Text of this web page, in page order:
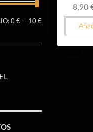
8,90
PRECIO
MÍNIMO
PRECIO
MÁXIMO
0 €— 10 €